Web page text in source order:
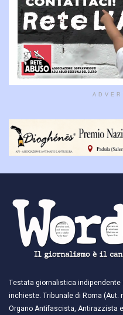
Testata giornalistica
inchieste. Tribunale di Roma (Aut.
Organo Antifascista, Antirazzista